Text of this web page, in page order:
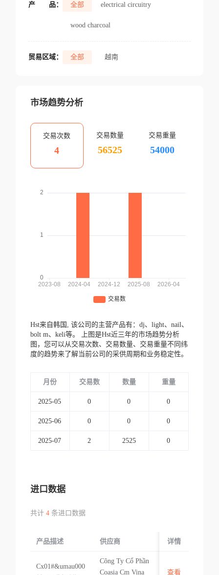
产 品： 全部 electrical circuitry
wood charcoal
贸易区域： 全部 越南
市场趋势分析
交易次数
4
交易数量
56525
交易重量
54000
Hst来自韩国, 该公司的主营产品有：dj、light、nail、
bolt m、keli等。
上图是Hst近三年的市场趋势分析
图，您可以从交易次数、交易数量、交易重量不同纬
度的趋势来了解当前公司的采供周期和业务稳定性。
月份 交易数 数量 重量
2025-05 0 0 0
2025-06 0 0 0
2025-07 2 2525 0
进口数据
共计 4条进口数据
产品描述 供应商 起运国/地区
详情
Cx01#&umau000
Công Ty Cổ Phần
Coasia Cm Vina
越南
查看